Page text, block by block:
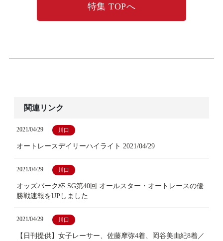
特集 TOPへ
関連リンク
2021/04/29 川口
オートレースデイリーハイライト 2021/04/29
2021/04/29 川口
オッズパーク杯 SG第40回 オールスター・オートレースの優
勝戦速報をUPしました
2021/04/29 川口
【日刊提供】女子レーサー、佐藤摩弥4着、岡谷美由紀8着／